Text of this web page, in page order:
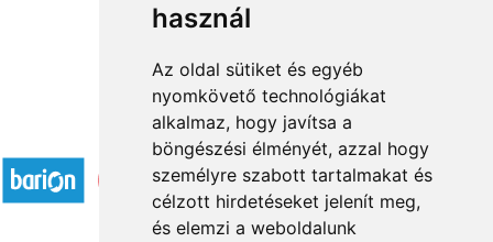
használ
Az oldal sütiket és egyéb
nyomkövető technológiákat
alkalmaz, hogy javítsa a
böngészési élményét, azzal hogy
személyre szabott tartalmakat és
célzott hirdetéseket jelenít meg,
és elemzi a weboldalunk
Elfogadott fizetési módok